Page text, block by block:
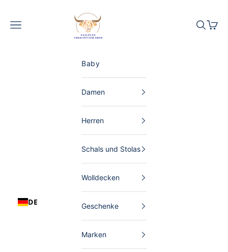
The Scottish Shop Deutschland
DE
Menü Suchen
Baby
Damen
Herren
Schals und Stolas
Wolldecken
Geschenke
Marken